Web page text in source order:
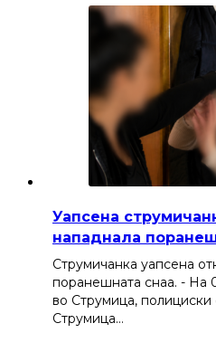
Уапсена
нападнала
Струмичанка уапсена
поранешната снаа. - На
во Струмица,
Струмица…